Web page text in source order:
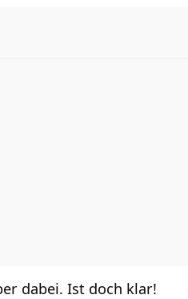
dabei. Ist doch klar!